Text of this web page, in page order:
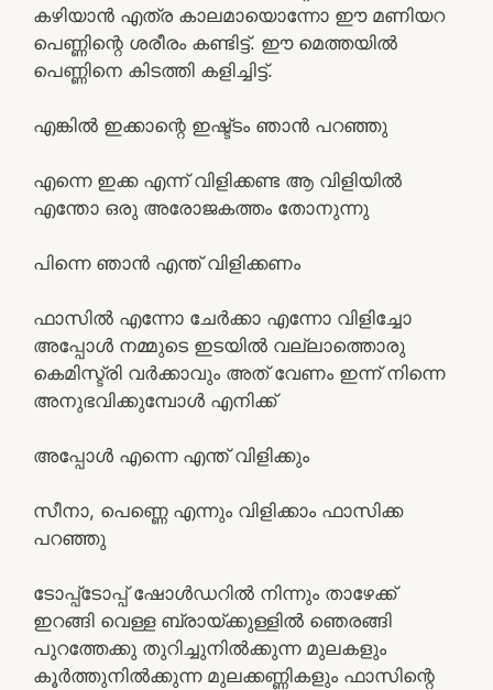
കഴിയാൻ എത്ര കാലമായൊന്നോ ഈ മണിയറ
പെണ്ണിന്റെ ശരീരം കണ്ടിട്ട്. ഈ മെത്തയിൽ
പെണ്ണിനെ കിടത്തി കളിച്ചിട്ട്.
എങ്കിൽ ഇക്കാന്റെ ഇഷ്ട്ടം ഞാൻ പറഞ്ഞു
എന്നെ ഇക്ക എന്ന് വിളിക്കണ്ട ആ വിളിയിൽ
എന്തോ ഒരു അരോജകത്തം തോനുന്നു
പിന്നെ ഞാൻ എന്ത് വിളിക്കണം
ഫാസിൽ എന്നോ ചേർക്കാ എന്നോ വിളിച്ചോ
അപ്പോൾ നമ്മുടെ ഇടയിൽ വല്ലാത്തൊരു
കെമിസ്ട്രി വർക്കാവും അത് വേണം ഇന്ന് നിന്നെ
അനുഭവിക്കുമ്പോൾ എനിക്ക്
അപ്പോൾ എന്നെ എന്ത് വിളിക്കും
സീനാ, പെണ്ണെ എന്നും വിളിക്കാം ഫാസിക്ക
പറഞ്ഞു
ടോപ്പ്ടോപ്പ് ഷോൾഡറിൽ നിന്നും താഴേക്ക്
ഇറങ്ങി വെള്ള ബ്രായ്ക്കുള്ളിൽ ഞെരങ്ങി
പുറത്തേക്കു തുറിച്ചുനിൽക്കുന്ന മുലകളും
കൂർത്തുനിൽക്കുന്ന മുലക്കണ്ണികളും ഫാസിന്റെ